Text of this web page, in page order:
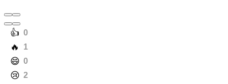
️👍 0
️🔥 1
️😄 0
️😢 2